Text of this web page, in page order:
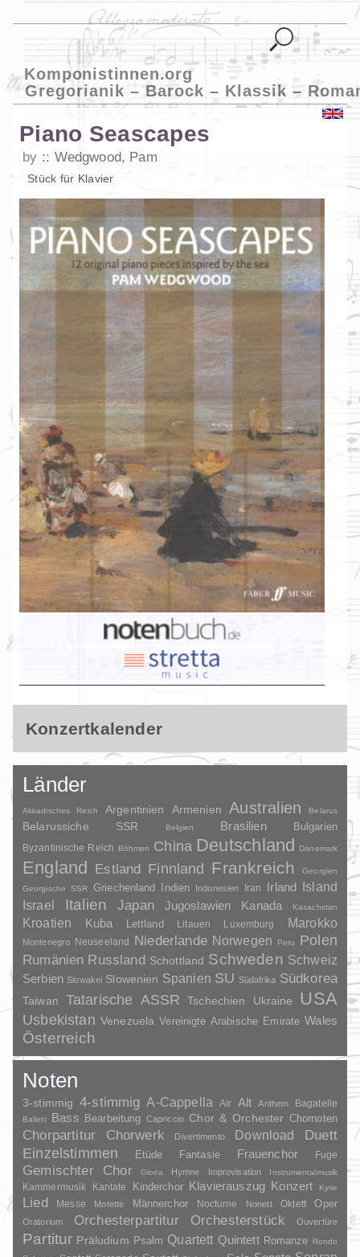
Komponistinnen.org
Gregorianik – Barock – Klassik –
Piano Seascapes
by Wedgwood, Pam
Stück für Klavier
Konzertkalender
Länder
Akkadisches Reich Argentinien Armenien Australien Belarus
Belarussiche SSR Belgien Brasilien Bulgarien
Byzantinische Reich Böhmen China Deutschland Dänemark
England Estland Finnland Frankreich
Georgien
Georgische SSR
Griechenland Indien Indonesien Iran Irland
Island
Israel
Italien Japan Jugoslawien Kanada Kasachstan
Kroatien Kuba Lettland Litauen Luxemburg Marokko
Montenegro Neuseeland Niederlande Norwegen Peru
Polen
Rumänien Russland Schottland Schweden Schweiz
Serbien Slowakei Slowenien Spanien SU Südafrika Südkorea
Taiwan Tatarische ASSR Tschechien Ukraine USA
Usbekistan Venezuela Vereinigte Arabische Emirate Wales
Österreich
Noten
3-stimmig 4-stimmig A-Cappella Air Alt Anthem Bagatelle
Ballett Bass Bearbeitung Capriccio Chor & Orchester Chornoten
Chorpartitur Chorwerk Divertimento Download
Duett
Einzelstimmen
Etüde Fantasie Frauenchor Fuge
Gemischter Chor Gloria Hymne Improvisation Instrumentalmusik
Kammermusik Kantate Kinderchor Klavierauszug Konzert Kyrie
Lied Messe Motette Männerchor Nocturne Nonett Oktett Oper
Oratorium Orchesterpartitur Orchesterstück Ouvertüre
Partitur Präludium Psalm Quartett Quintett Romanze Rondo